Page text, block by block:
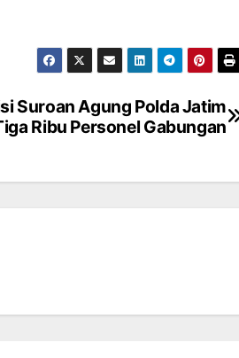
Suroan Agung Polda Jatim
Ribu Personel Gabungan